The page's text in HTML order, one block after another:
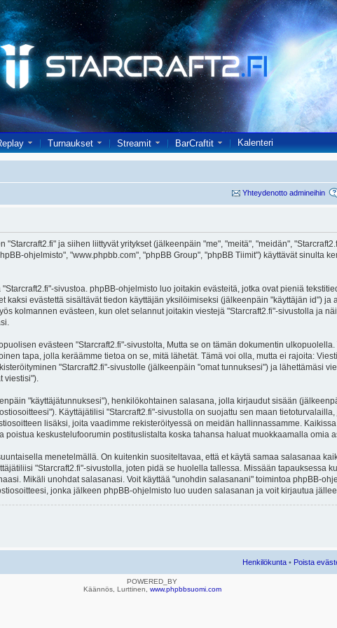
Turnaukset Streamit BarCraftit Kalenteri
Yhteydenotto admineihin
"Starcraft2.fi" ja siihen liittyvät yritykset (jälkeenpäin "me", "meitä", "meidän",
ohjelmisto", "www.phpbb.com", "phpBB Group", "phpBB Tiimit") käyttävät sinulta
sivustoa. phpBB-ohjelmisto luo joitakin evästeitä, jotka ovat pieniä
kaksi evästettä sisältävät tiedon käyttäjän yksilöimiseksi (jälkeenpäin "käyttäjän id") ja
kolmannen evästeen, kun olet selannut joitakin viestejä "Starcraft2.fi"-sivustolla ja
evästeen "Starcraft2.fi"-sivustolta, Mutta se on tämän dokumentin
tapa, jolla keräämme tietoa on se, mitä lähetät. Tämä voi olla, mutta ei rajoita:
"Starcraft2.fi"-sivustolle (jälkeenpäin "omat tunnuksesi") ja lähettämäsi
viestisi").
"käyttäjätunnuksesi"), henkilökohtainen salasana, jolla kirjaudut sisään
Käyttäjätilisi "Starcraft2.fi"-sivustolla on suojattu sen maan
lisäksi, joita vaadimme rekisteröityessä on meidän hallinnassamme.
poistua keskustelufoorumin postituslistalta koska tahansa haluat muokkaamalla omia
menetelmällä. On kuitenkin suositeltavaa, että et käytä samaa salasanaa
"Starcraft2.fi"-sivustolla, joten pidä se huolella tallessa. Missään tapauksessa
Mikäli unohdat salasanasi. Voit käyttää "unohdin salasanani" toimintoa phpBB-
jonka jälkeen phpBB-ohjelmisto luo uuden salasanan ja voit kirjautua
Henkilökunta • Poista
POWERED_BY
Käännös, Lurttinen, www.phpbbsuomi.com